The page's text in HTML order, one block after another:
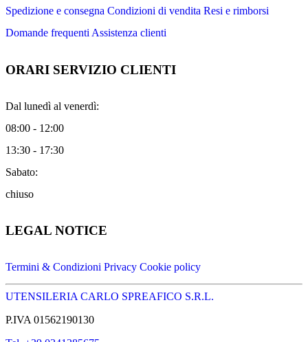
Spedizione e consegna Condizioni di vendita Resi e rimborsi
Domande frequenti Assistenza clienti
ORARI SERVIZIO CLIENTI
Dal lunedì al venerdì:
08:00 - 12:00
13:30 - 17:30
Sabato:
chiuso
LEGAL NOTICE
Termini & Condizioni Privacy Cookie policy
UTENSILERIA CARLO SPREAFICO S.R.L.
P.IVA 01562190130